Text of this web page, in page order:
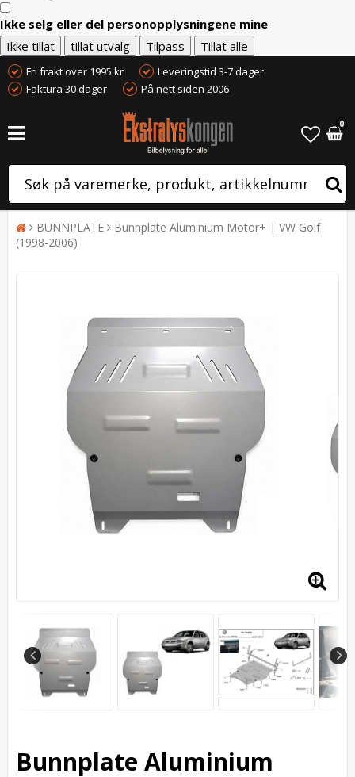
Ikke selg eller del personopplysningene mine
Ikke tillat
tillat utvalg Tilpass Tillat alle
Fri frakt over 1995 kr
Leveringstid 3-7 dager
Faktura 30 dager
På nett siden 2006
0
BUNNPLATE
Bunnplate Aluminium Motor+ | VW Golf
(1998-2006)
Bunnplate Aluminium